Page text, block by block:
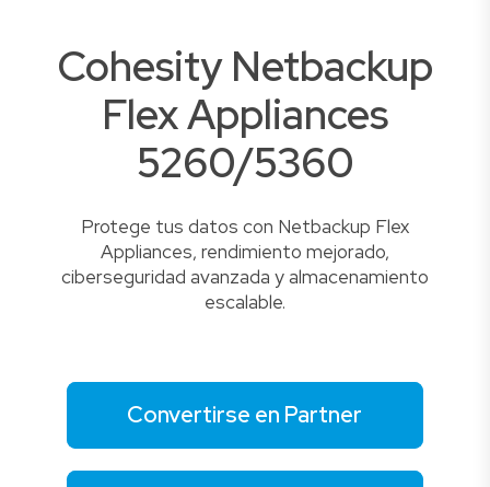
Cohesity Netbackup
Flex Appliances
5260/5360
Protege tus datos con Netbackup Flex
Appliances, rendimiento mejorado,
ciberseguridad avanzada y almacenamiento
escalable.
Convertirse en Partner